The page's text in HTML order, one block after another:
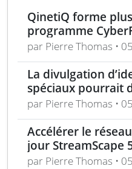
QinetiQ forme
programme
National Cyber
par Pierre Thomas •
La divulgation
spéciaux pourrait
selon une loi
par Pierre Thomas •
Accélérer le
jour StreamScape
sécurité et
par Pierre Thomas •